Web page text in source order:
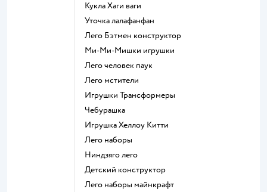
Кукла Хаги ваги
Уточка лалафанфан
Лего Бэтмен конструктор
Ми-Ми-Мишки игрушки
Лего человек паук
Лего мстители
Игрушки Трансформеры
Чебурашка
Игрушка Хеллоу Китти
Лего наборы
Ниндзяго лего
Детский конструктор
Лего наборы майнкрафт